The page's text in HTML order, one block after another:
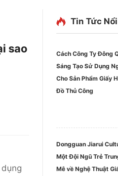
sao
Tin Tức
Cách Công Ty Đông
Sáng Tạo Sử Dụng
Cho Sản Phẩm Giấy
Đồ Thủ Công
Dongguan Jiarui
Một Đội Ngũ Trẻ
Mê về Nghệ Thuật